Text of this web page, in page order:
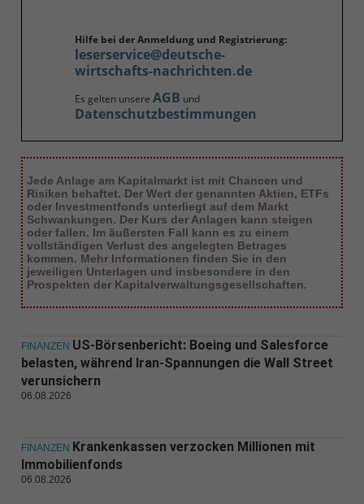
Hilfe bei der Anmeldung und Registrierung:
leserservice@deutsche-
wirtschafts-nachrichten.de
Es gelten unsere AGB und
Datenschutzbestimmungen
Jede Anlage am Kapitalmarkt ist mit Chancen und
Risiken behaftet. Der Wert der genannten Aktien, ETFs
oder Investmentfonds unterliegt auf dem Markt
Schwankungen. Der Kurs der Anlagen kann steigen
oder fallen. Im äußersten Fall kann es zu einem
vollständigen Verlust des angelegten Betrages
kommen. Mehr Informationen finden Sie in den
jeweiligen Unterlagen und insbesondere in den
Prospekten der Kapitalverwaltungsgesellschaften.
FINANZEN US-Börsenbericht: Boeing und Salesforce
belasten, während Iran-Spannungen die Wall Street
verunsichern
06.08.2026
FINANZEN Krankenkassen verzocken Millionen mit
Immobilienfonds
06.08.2026